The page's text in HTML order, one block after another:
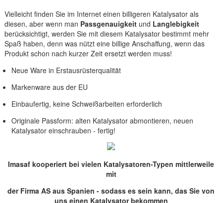
Vielleicht finden Sie im Internet einen billigeren Katalysator als
diesen, aber wenn man Passgenauigkeit und Langlebigkeit
berücksichtigt, werden Sie mit diesem Katalysator bestimmt mehr
Spaß haben, denn was nützt eine billige Anschaffung, wenn das
Produkt schon nach kurzer Zeit ersetzt werden muss!
Neue Ware in Erstausrüsterqualität
Markenware aus der EU
Einbaufertig, keine Schweißarbeiten erforderlich
Originale Passform: alten Katalysator abmontieren, neuen
Katalysator einschrauben - fertig!
Imasaf kooperiert bei vielen Katalysatoren-Typen mittlerweile
mit
der Firma AS aus Spanien - sodass es sein kann, das Sie von
uns einen Katalysator bekommen